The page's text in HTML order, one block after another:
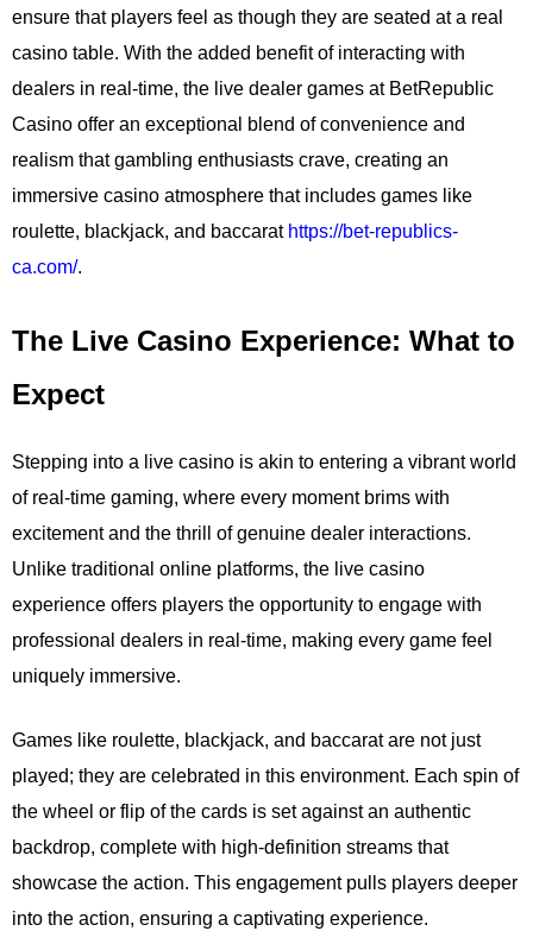
ensure that players feel as though they are seated at a real
casino table. With the added benefit of interacting with
dealers in real-time, the live dealer games at BetRepublic
Casino offer an exceptional blend of convenience and
realism that gambling enthusiasts crave, creating an
immersive casino atmosphere that includes games like
roulette, blackjack, and baccarat https://bet-republics-
ca.com/.
The Live Casino Experience: What to
Expect
Stepping into a live casino is akin to entering a vibrant world
of real-time gaming, where every moment brims with
excitement and the thrill of genuine dealer interactions.
Unlike traditional online platforms, the live casino
experience offers players the opportunity to engage with
professional dealers in real-time, making every game feel
uniquely immersive.
Games like roulette, blackjack, and baccarat are not just
played; they are celebrated in this environment. Each spin of
the wheel or flip of the cards is set against an authentic
backdrop, complete with high-definition streams that
showcase the action. This engagement pulls players deeper
into the action, ensuring a captivating experience.